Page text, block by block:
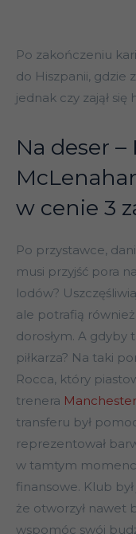
Po zakończeniu
do Hiszpanii, gdzie
jednak czy zajął
Na deser
w cenie 3
Po przystawce,
musi przyjść pora
lodów?
ale potrafią
dorosłym. A gdyby
piłkarza? Na taki
Rocca, który
trenera
transferu był
reprezentował
w tamtym
finansowe. Klub
że otworzył nawet
wspomóc swój